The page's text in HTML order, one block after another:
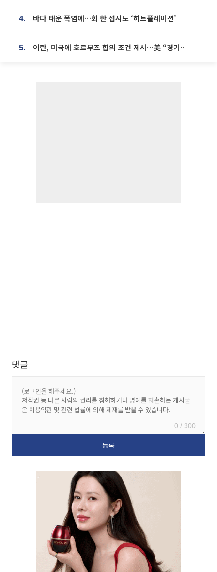
4. 바다 태운 폭염에…회 한 접시도 ‘히트플레이션’
5. 이란, 미국에 호르무즈 합의 조건 제시…美 “경기 아직 안 끝나” [종합]
댓글
0 / 300